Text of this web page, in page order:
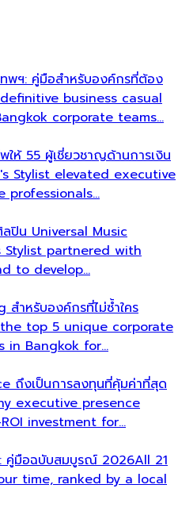
พฯ: คู่มือสำหรับองค์กรที่ต้อง
business casual
corporate teams…
ห้ 55 ผู้เชี่ยวชาญด้านการเงิน
Stylist elevated executive
professionals…
ปิน Universal Music
Stylist partnered with
to develop…
ำหรับองค์กรที่ไม่ซ้ำใคร
the top 5 unique corporate
in Bangkok for…
ถึงเป็นการลงทุนที่คุ้มค่าที่สุด
executive presence
investment for…
: คู่มือฉบับสมบูรณ์ 2026All 21
time, ranked by a local